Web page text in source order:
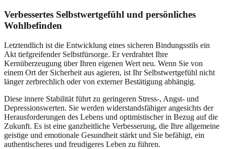
Verbessertes Selbstwertgefühl und persönliches
Wohlbefinden
Letztendlich ist die Entwicklung eines sicheren Bindungsstils ein
Akt tiefgreifender Selbstfürsorge. Er verdrahtet Ihre
Kernüberzeugung über Ihren eigenen Wert neu. Wenn Sie von
einem Ort der Sicherheit aus agieren, ist Ihr Selbstwertgefühl nicht
länger zerbrechlich oder von externer Bestätigung abhängig.
Diese innere Stabilität führt zu geringeren Stress-, Angst- und
Depressionswerten. Sie werden widerstandsfähiger angesichts der
Herausforderungen des Lebens und optimistischer in Bezug auf die
Zukunft. Es ist eine ganzheitliche Verbesserung, die Ihre allgemeine
geistige und emotionale Gesundheit stärkt und Sie befähigt, ein
authentischeres und freudigeres Leben zu führen.